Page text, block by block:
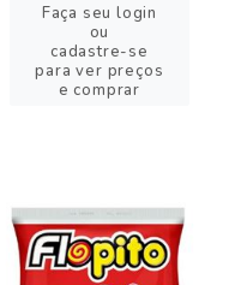
Faça seu login
ou
cadastre-se
para ver preços
e comprar